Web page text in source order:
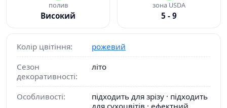
полив
Високий
зона USDA
5 - 9
Колір цвітіння:
рожевий
Сезон
декоративності:
літо
Особливості:
підходить для зрізу · підходить